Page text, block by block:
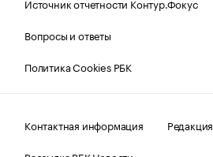
Источник отчетности Контур.Фокус
Вопросы и ответы
Политика Cookies РБК
Контактная информация
Редакция